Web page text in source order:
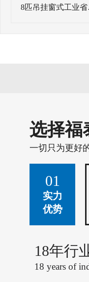
8匹吊挂窗式工业
选择福
一切只为更好
01
实力
优势
18年行
18 years of